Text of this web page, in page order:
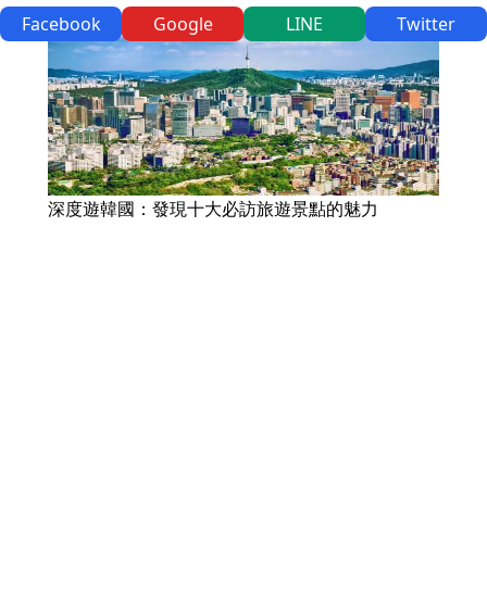
深度遊韓國：發現十大必訪旅遊景點的魅力
Facebook Google LINE Twitter